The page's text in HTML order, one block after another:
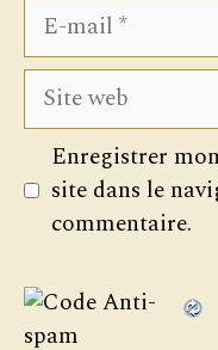
E-
mail
Site
web
Enregistrer
site dans le
commentaire.